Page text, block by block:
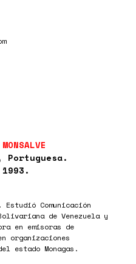
Portuguesa.
Comunicación
de Venezuela y
en emisoras de
organizaciones
estado Monagas.